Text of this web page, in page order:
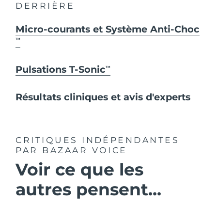
DERRIÈRE
Micro-courants et Système Anti-Choc
TM
Pulsations T-SonicTM
Résultats cliniques et avis d'experts
CRITIQUES INDÉPENDANTES
PAR BAZAAR VOICE
Voir ce que les
autres pensent...